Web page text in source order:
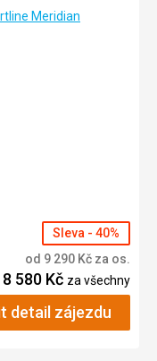
Meridian
Sleva - 40%
od 9 290 Kč za os.
580 Kč za všechny
detail zájezdu